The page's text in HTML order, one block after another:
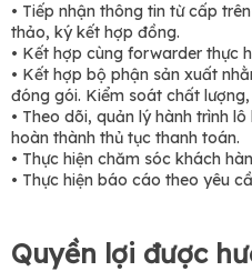
• Tiếp nhận thông tin từ cấp
thảo, ký kết hợp đồng.
• Kết hợp cùng forwarder thực
• Kết hợp bộ phận sản xuất
đóng gói. Kiểm soát chất
• Theo dõi, quản lý hành trình
hoàn thành thủ tục thanh toán.
• Thực hiện chăm sóc khách
• Thực hiện báo cáo theo yêu
Quyền lợi được